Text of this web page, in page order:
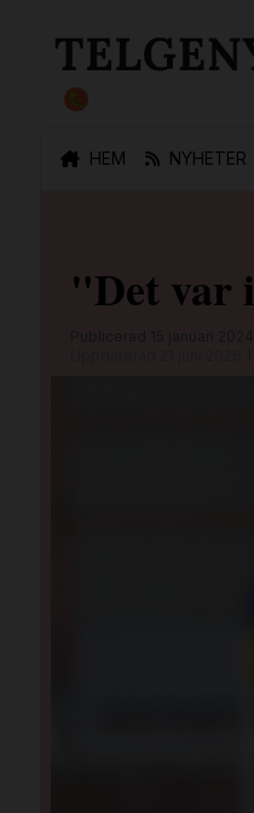
HEM NYHETER
"Det var